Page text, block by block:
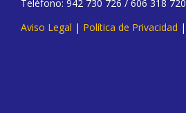
Teléfono: 942 730 726 / 606 318 720
Aviso Legal | Política de Privacidad |